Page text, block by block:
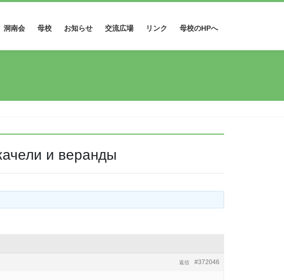
洞南会 母校 お知らせ 交流広場 リンク 母校のHPへ
и веранды
#372046
返信